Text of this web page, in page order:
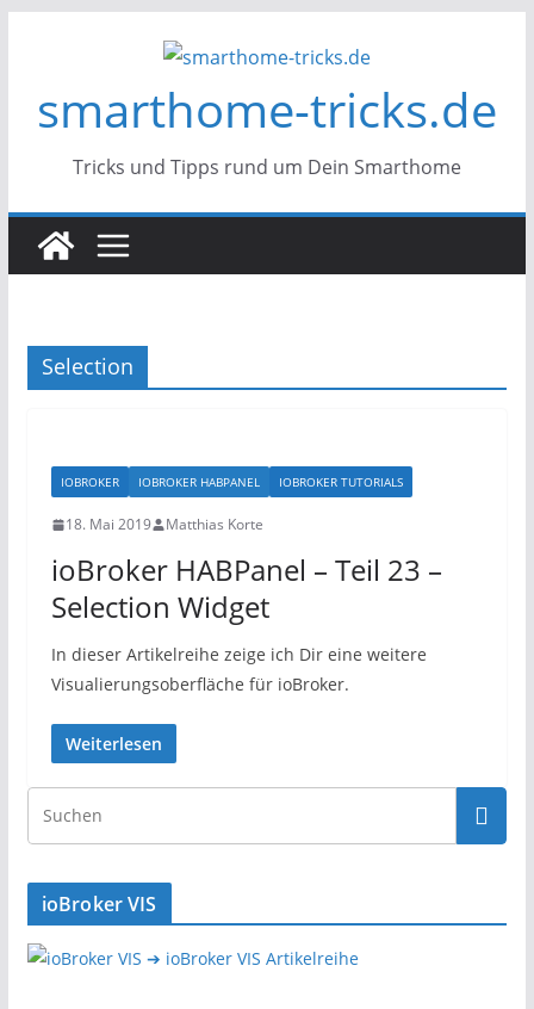
smarthome-tricks.de
Tricks und Tipps rund um Dein Smarthome
Selection
IOBROKER IOBROKER HABPANEL IOBROKER TUTORIALS
18. Mai 2019 Matthias Korte
ioBroker HABPanel – Teil 23 –
Selection Widget
In dieser Artikelreihe zeige ich Dir eine weitere
Visualierungsoberfläche für ioBroker.
Weiterlesen
ioBroker VIS
➔ ioBroker VIS Artikelreihe